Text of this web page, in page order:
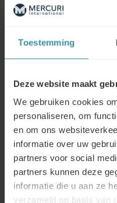
Toestemming
Deze website maakt
We gebruiken cookies
personaliseren, om
en om ons
informatie over uw
partners voor social
partners kunnen deze
informatie die u aan ze
verzameld op basis van
kunt onderscheiden.
LEES VERDER